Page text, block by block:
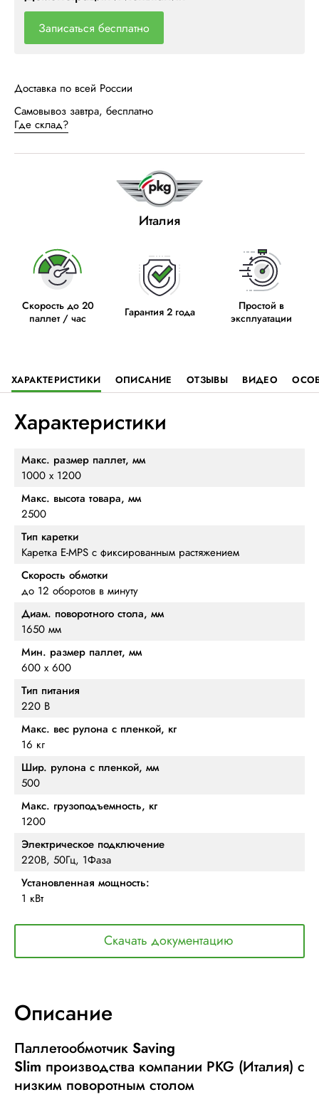
Италия
Скорость до 20
паллет / час
Гарантия 2 года
Простой в
эксплуатации
Записаться бесплатно
Доставка по всей России
Самовывоз завтра, бесплатно
Где склад?
ХАРАКТЕРИСТИКИ ОПИСАНИЕ ОТЗЫВЫ ВИДЕО
Характеристики
Макс. размер паллет, мм
1000 х 1200
Макс. высота товара, мм
2500
Тип каретки
Каретка E-MPS с фиксированным растяжением
Скорость обмотки
до 12 оборотов в минуту
Диам. поворотного стола, мм
1650 мм
Мин. размер паллет, мм
600 х 600
Тип питания
220 В
Макс. вес рулона с пленкой, кг
16 кг
Шир. рулона с пленкой, мм
500
Макс. грузоподъемность, кг
1200
Электрическое подключение
220В, 50Гц, 1Фаза
Установленная мощность:
1 кВт
Скачать документацию
Описание
Паллетообмотчик Saving
Slim производства компании PKG (Италия) с
низким поворотным столом